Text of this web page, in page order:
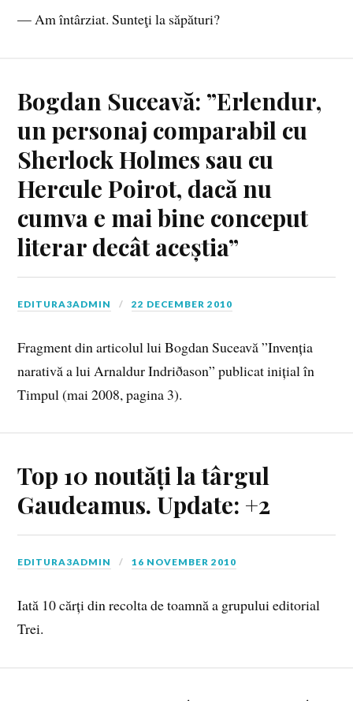
— Am întârziat. Sunteţi la săpături?
Bogdan Suceavă: ”Erlendur,
un personaj comparabil cu
Sherlock Holmes sau cu
Hercule Poirot, dacă nu
cumva e mai bine conceput
literar decât aceștia”
EDITURA3ADMIN 22 DECEMBER 2010
Fragment din articolul lui Bogdan Suceavă ”Invenția
narativă a lui Arnaldur Indriðason” publicat inițial în
Timpul (mai 2008, pagina 3).
Top 10 noutăți la târgul
Gaudeamus. Update: +2
EDITURA3ADMIN 16 NOVEMBER 2010
Iată 10 cărți din recolta de toamnă a grupului editorial
Trei.